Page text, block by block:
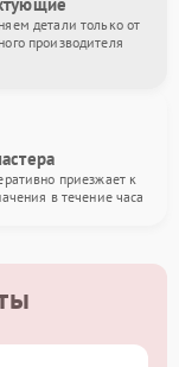
детали только от
производителя
приезжает к
в течение часа